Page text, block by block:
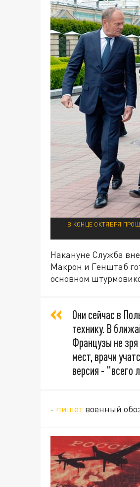
В КОНЦЕ ОКТЯБРЯ
Накануне Служба
Макрон и Генштаб
основном
Они сейчас в
технику. В
Французы не
мест, врачи
версия - "всего
- пишет военный